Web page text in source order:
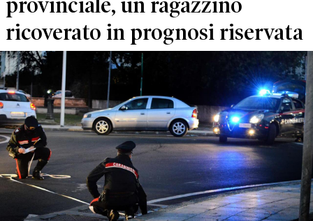
ricoverato in prognosi riservata